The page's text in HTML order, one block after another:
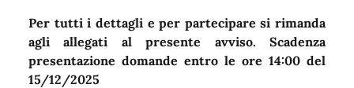
Per tutti i dettagli e per partecipare si rimanda
agli allegati al presente avviso. Scadenza
presentazione domande entro le ore 14:00 del
15/12/2025